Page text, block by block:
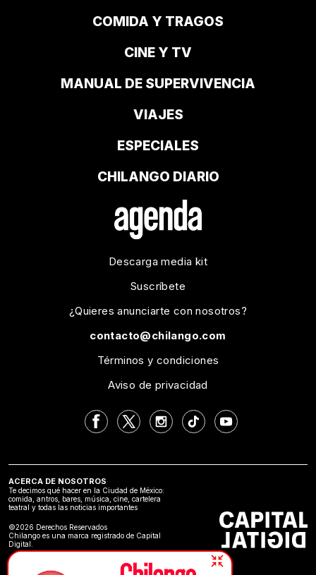
COMIDA Y TRAGOS
CINE Y TV
MANUAL DE SUPERVIVENCIA
VIAJES
ESPECIALES
CHILANGO DIARIO
Descarga media kit
Suscríbete
¿Quieres anunciarte con nosotros?
contacto@chilango.com
Términos y condiciones
Aviso de privacidad
ACERCA DE NOSOTROS
Te decimos qué hacer en la Ciudad de México:
comida, antros, bares, música, cine, cartelera
teatral y todas las noticias importantes
©2026 Derechos Reservados
Chilango es una marca registrado de Capital
Digital.